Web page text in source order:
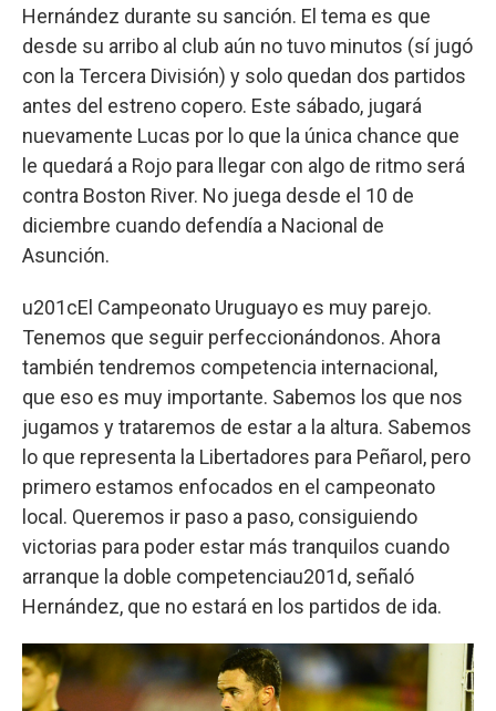
Hernández durante su sanción. El tema es que
desde su arribo al club aún no tuvo minutos (sí jugó
con la Tercera División) y solo quedan dos partidos
antes del estreno copero. Este sábado, jugará
nuevamente Lucas por lo que la única chance que
le quedará a Rojo para llegar con algo de ritmo será
contra Boston River. No juega desde el 10 de
diciembre cuando defendía a Nacional de
Asunción.
u201cEl Campeonato Uruguayo es muy parejo.
Tenemos que seguir perfeccionándonos. Ahora
también tendremos competencia internacional,
que eso es muy importante. Sabemos los que nos
jugamos y trataremos de estar a la altura. Sabemos
lo que representa la Libertadores para Peñarol, pero
primero estamos enfocados en el campeonato
local. Queremos ir paso a paso, consiguiendo
victorias para poder estar más tranquilos cuando
arranque la doble competenciau201d, señaló
Hernández, que no estará en los partidos de ida.